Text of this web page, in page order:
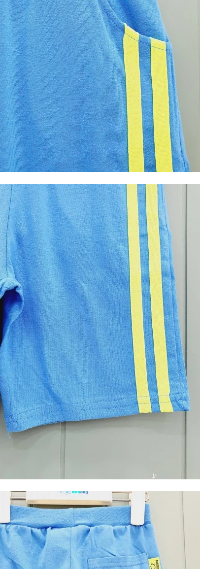
전체 다운로드
쇼핑 계속하기 장바구니 가기